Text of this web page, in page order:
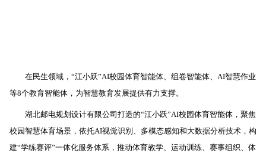
在民生领域， “江小跃”AI校园体育智能体、组卷智能体、AI智慧作业
等8个教育智能体，为智慧教育发展提供有力支撑。
湖北邮电规划设计有限公司打造的“江小跃”AI校园体育智能体，聚焦
校园智慧体育场景，依托AI视觉识别、多模态感知和大数据分析技术，构
建“学练赛评”一体化服务体系，推动体育教学、运动训练、赛事组织、体